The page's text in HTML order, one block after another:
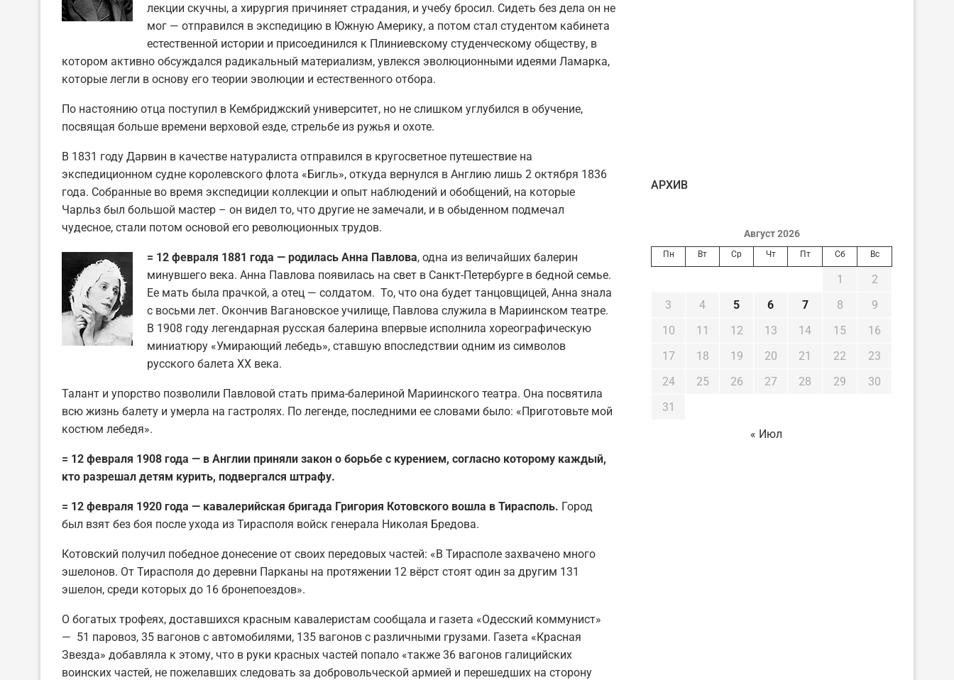
лекции скучны, а хирургия причиняет страдания, и учебу бросил. Сидеть без дела он не
мог — отправился в экспедицию в Южную Америку, а потом стал студентом кабинета
естественной истории и присоединился к Плиниевскому студенческому обществу, в
котором активно обсуждался радикальный материализм, увлекся эволюционными идеями Ламарка,
которые легли в основу его теории эволюции и естественного отбора.
По настоянию отца поступил в Кембриджский университет, но не слишком углубился в обучение,
посвящая больше времени верховой езде, стрельбе из ружья и охоте.
В 1831 году Дарвин в качестве натуралиста отправился в кругосветное путешествие на
экспедиционном судне королевского флота «Бигль», откуда вернулся в Англию лишь 2 октября 1836
года. Собранные во время экспедиции коллекции и опыт наблюдений и обобщений, на которые
Чарльз был большой мастер – он видел то, что другие не замечали, и в обыденном подмечал
чудесное, стали потом основой его революционных трудов.
= 12 февраля 1881 года — родилась Анна Павлова, одна из величайших балерин
минувшего века. Анна Павлова появилась на свет в Санкт-Петербурге в бедной семье.
Ее мать была прачкой, а отец — солдатом. То, что она будет танцовщицей, Анна знала
с восьми лет. Окончив Вагановское училище, Павлова служила в Мариинском театре.
В 1908 году легендарная русская балерина впервые исполнила хореографическую
миниатюру «Умирающий лебедь», ставшую впоследствии одним из символов
русского балета ХХ века.
Талант и упорство позволили Павловой стать прима-балериной Мариинского театра. Она посвятила
всю жизнь балету и умерла на гастролях. По легенде, последними ее словами было: «Приготовьте мой
костюм лебедя».
= 12 февраля 1908 года — в Англии приняли закон о борьбе с курением, согласно которому каждый,
кто разрешал детям курить, подвергался штрафу.
= 12 февраля 1920 года — кавалерийская бригада Григория Котовского вошла в Тирасполь. Город
был взят без боя после ухода из Тирасполя войск генерала Николая Бредова.
Котовский получил победное донесение от своих передовых частей: «В Тирасполе захвачено много
эшелонов. От Тирасполя до деревни Парканы на протяжении 12 вёрст стоят один за другим 131
эшелон, среди которых до 16 бронепоездов».
О богатых трофеях, доставшихся красным кавалеристам сообщала и газета «Одесский коммунист»
— 51 паровоз, 35 вагонов с автомобилями, 135 вагонов с различными грузами. Газета «Красная
Звезда» добавляла к этому, что в руки красных частей попало «также 36 вагонов галицийских
воинских частей, не пожелавших следовать за добровольческой армией и перешедших на сторону
AРХИВ
Август 2026
Пн Вт Ср Чт Пт Сб Вс
1
2
3
4 5 6 7 8
9
10
11 12 13 14 15
16
17
18 19 20 21 22
23
24
25 26 27 28 29
30
31
« Июл